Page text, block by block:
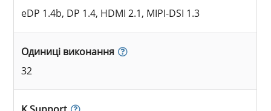
eDP 1.4b, DP 1.4, HDMI 2.1, MIPI-DSI 1.3
Одиниці виконання
32